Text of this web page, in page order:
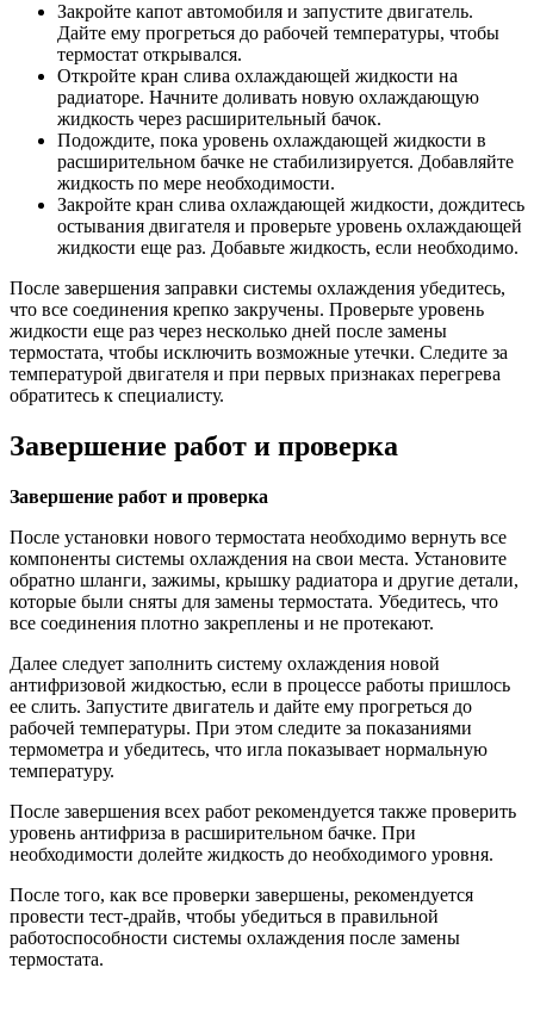
Закройте капот автомобиля и запустите двигатель.
Дайте ему прогреться до рабочей температуры, чтобы
термостат открывался.
Откройте кран слива охлаждающей жидкости на
радиаторе. Начните доливать новую охлаждающую
жидкость через расширительный бачок.
Подождите, пока уровень охлаждающей жидкости в
расширительном бачке не стабилизируется. Добавляйте
жидкость по мере необходимости.
Закройте кран слива охлаждающей жидкости, дождитесь
остывания двигателя и проверьте уровень охлаждающей
жидкости еще раз. Добавьте жидкость, если необходимо.
После завершения заправки системы охлаждения убедитесь,
что все соединения крепко закручены. Проверьте уровень
жидкости еще раз через несколько дней после замены
термостата, чтобы исключить возможные утечки. Следите за
температурой двигателя и при первых признаках перегрева
обратитесь к специалисту.
Завершение работ и проверка
Завершение работ и проверка
После установки нового термостата необходимо вернуть все
компоненты системы охлаждения на свои места. Установите
обратно шланги, зажимы, крышку радиатора и другие детали,
которые были сняты для замены термостата. Убедитесь, что
все соединения плотно закреплены и не протекают.
Далее следует заполнить систему охлаждения новой
антифризовой жидкостью, если в процессе работы пришлось
ее слить. Запустите двигатель и дайте ему прогреться до
рабочей температуры. При этом следите за показаниями
термометра и убедитесь, что игла показывает нормальную
температуру.
После завершения всех работ рекомендуется также проверить
уровень антифриза в расширительном бачке. При
необходимости долейте жидкость до необходимого уровня.
После того, как все проверки завершены, рекомендуется
провести тест-драйв, чтобы убедиться в правильной
работоспособности системы охлаждения после замены
термостата.